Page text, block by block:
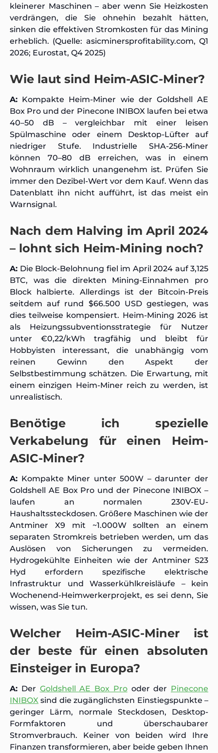
kleinerer Maschinen – aber wenn Sie Heizkosten
verdrängen, die Sie ohnehin bezahlt hätten,
sinken die effektiven Stromkosten für das Mining
erheblich. (Quelle: asicminersprofitability.com, Q1
2026; Eurostat, Q4 2025)
Wie laut sind Heim-ASIC-Miner?
A: Kompakte Heim-Miner wie der Goldshell AE
Box Pro und der Pinecone INIBOX laufen bei etwa
40–50 dB – vergleichbar mit einer leisen
Spülmaschine oder einem Desktop-Lüfter auf
niedriger Stufe. Industrielle SHA-256-Miner
können 70–80 dB erreichen, was in einem
Wohnraum wirklich unangenehm ist. Prüfen Sie
immer den Dezibel-Wert vor dem Kauf. Wenn das
Datenblatt ihn nicht aufführt, ist das meist ein
Warnsignal.
Nach dem Halving im April 2024
– lohnt sich Heim-Mining noch?
A: Die Block-Belohnung fiel im April 2024 auf 3,125
BTC, was die direkten Mining-Einnahmen pro
Block halbierte. Allerdings ist der Bitcoin-Preis
seitdem auf rund $66.500 USD gestiegen, was
dies teilweise kompensiert. Heim-Mining 2026 ist
als Heizungssubventionsstrategie für Nutzer
unter €0,22/kWh tragfähig und bleibt für
Hobbyisten interessant, die unabhängig vom
reinen Gewinn den Aspekt der
Selbstbestimmung schätzen. Die Erwartung, mit
einem einzigen Heim-Miner reich zu werden, ist
unrealistisch.
Benötige ich spezielle
Verkabelung für einen Heim-
ASIC-Miner?
A: Kompakte Miner unter 500W – darunter der
Goldshell AE Box Pro und der Pinecone INIBOX –
laufen an normalen 230V-EU-
Haushaltssteckdosen. Größere Maschinen wie der
Antminer X9 mit ~1.000W sollten an einem
separaten Stromkreis betrieben werden, um das
Auslösen von Sicherungen zu vermeiden.
Hydrogekühlte Einheiten wie der Antminer S23
Hyd erfordern spezifische elektrische
Infrastruktur und Wasserkühlkreisläufe – kein
Wochenend-Heimwerkerprojekt, es sei denn, Sie
wissen, was Sie tun.
Welcher Heim-ASIC-Miner ist
der beste für einen absoluten
Einsteiger in Europa?
A: Der Goldshell AE Box Prooder der Pinecone
INIBOX sind die zugänglichsten Einstiegspunkte –
geringer Lärm, normale Steckdosen, Desktop-
Formfaktoren und überschaubarer
Stromverbrauch. Keiner von beiden wird Ihre
Finanzen transformieren, aber beide geben Ihnen